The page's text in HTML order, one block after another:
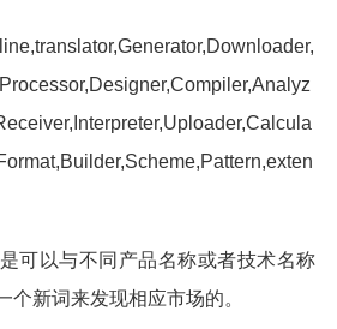
可以与不同产品名称或者技术名称
个新词来发现相应市场的。